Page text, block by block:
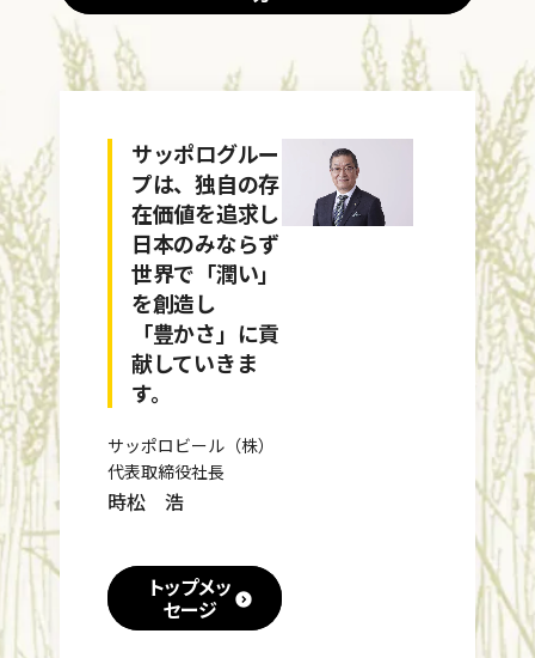
サッポログルー
プは、独自の存
在価値を追求し
日本のみならず
世界で「潤い」
を創造し
「豊かさ」に貢
献していきま
す。
サッポロビール（株）
代表取締役社長
時松 浩
トップメッ
セージ